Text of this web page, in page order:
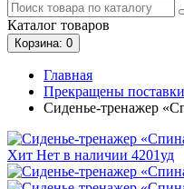
Каталог товаров
Корзина: 0
Главная
Прекращены поставки
Сиденье-тренажер
Хит Нет в наличии 4201уд